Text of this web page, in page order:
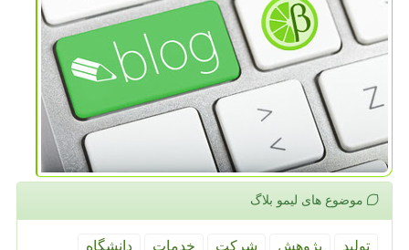
موضوع های لیمو بلاگ
تولید پژوهش شركت خدمات
دانشگاه